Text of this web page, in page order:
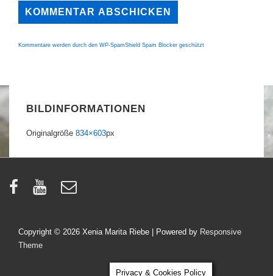
Kommentare werden durch den WP-SpamShield Spam Blocker geschützt
BILDINFORMATIONEN
Originalgröße 834×603px
Copyright © 2026 Xenia Marita Riebe | Powered by Responsive
Theme
Privacy & Cookies Policy